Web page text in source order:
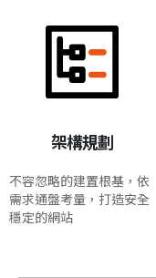
架構規劃
不容忽略的建置根基，依
需求通盤考量，打造安全
穩定的網站